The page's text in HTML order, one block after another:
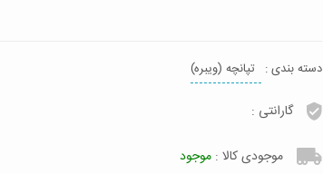
دسته بندی : تپانچه (ویبره)
گارانتی :
موجودی کالا : موجود